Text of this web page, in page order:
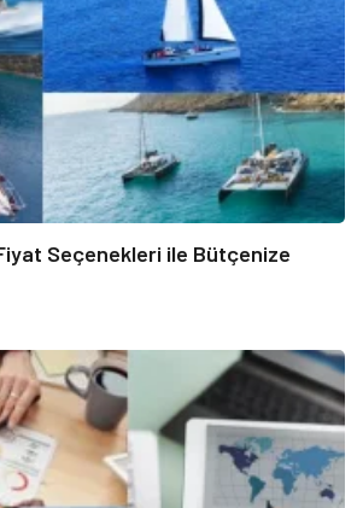
Seçenekleri ile Bütçenize